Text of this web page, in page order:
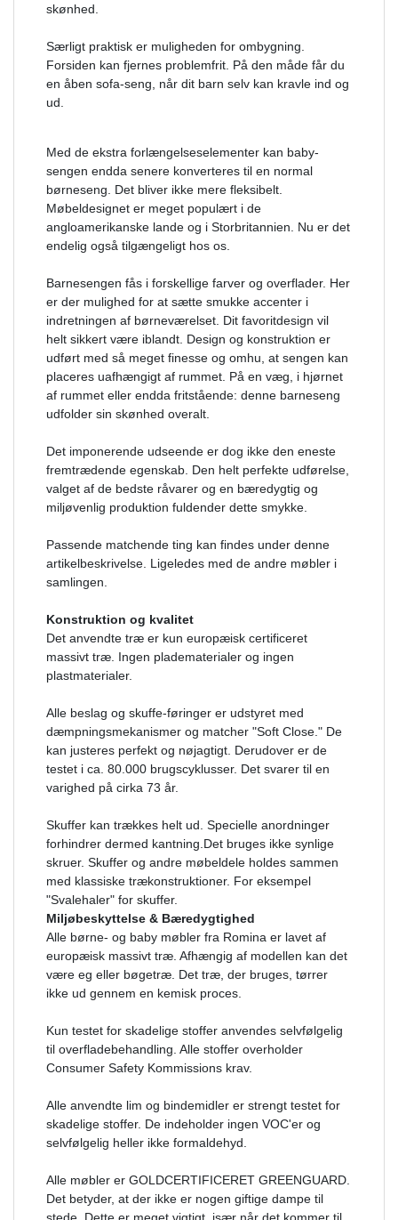
skønhed.
Særligt praktisk er muligheden for ombygning.
Forsiden kan fjernes problemfrit. På den måde får du
en åben sofa-seng, når dit barn selv kan kravle ind og
ud.
Med de ekstra forlængelseselementer kan baby-
sengen endda senere konverteres til en normal
børneseng. Det bliver ikke mere fleksibelt.
Møbeldesignet er meget populært i de
angloamerikanske lande og i Storbritannien. Nu er det
endelig også tilgængeligt hos os.
Barnesengen fås i forskellige farver og overflader. Her
er der mulighed for at sætte smukke accenter i
indretningen af børneværelset. Dit favoritdesign vil
helt sikkert være iblandt. Design og konstruktion er
udført med så meget finesse og omhu, at sengen kan
placeres uafhængigt af rummet. På en væg, i hjørnet
af rummet eller endda fritstående: denne barneseng
udfolder sin skønhed overalt.
Det imponerende udseende er dog ikke den eneste
fremtrædende egenskab. Den helt perfekte udførelse,
valget af de bedste råvarer og en bæredygtig og
miljøvenlig produktion fuldender dette smykke.
Passende matchende ting kan findes under denne
artikelbeskrivelse. Ligeledes med de andre møbler i
samlingen.
Konstruktion og kvalitet
Det anvendte træ er kun europæisk certificeret
massivt træ. Ingen pladematerialer og ingen
plastmaterialer.
Alle beslag og skuffe-føringer er udstyret med
dæmpningsmekanismer og matcher "Soft Close." De
kan justeres perfekt og nøjagtigt. Derudover er de
testet i ca. 80.000 brugscyklusser. Det svarer til en
varighed på cirka 73 år.
Skuffer kan trækkes helt ud. Specielle anordninger
forhindrer dermed kantning.Det bruges ikke synlige
skruer. Skuffer og andre møbeldele holdes sammen
med klassiske trækonstruktioner. For eksempel
"Svalehaler" for skuffer.
Miljøbeskyttelse & Bæredygtighed
Alle børne- og baby møbler fra Romina er lavet af
europæisk massivt træ. Afhængig af modellen kan det
være eg eller bøgetræ. Det træ, der bruges, tørrer
ikke ud gennem en kemisk proces.
Kun testet for skadelige stoffer anvendes selvfølgelig
til overfladebehandling. Alle stoffer overholder
Consumer Safety Kommissions krav.
Alle anvendte lim og bindemidler er strengt testet for
skadelige stoffer. De indeholder ingen VOC'er og
selvfølgelig heller ikke formaldehyd.
Alle møbler er GOLDCERTIFICERET GREENGUARD.
Det betyder, at der ikke er nogen giftige dampe til
stede. Dette er meget vigtigt, især når det kommer til